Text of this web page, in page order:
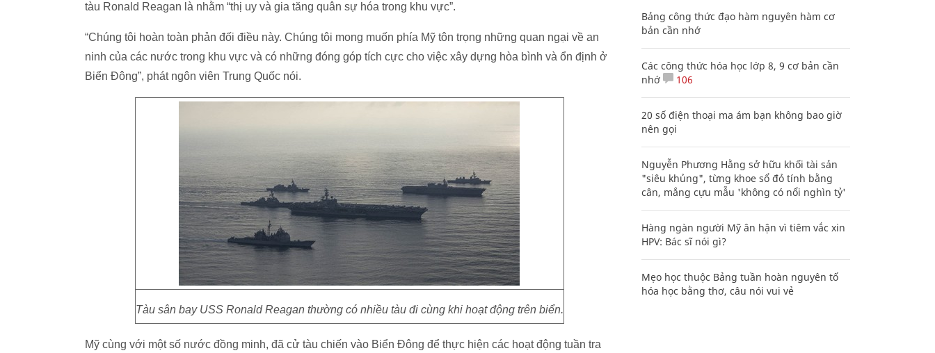
tàu Ronald Reagan là nhằm “thị uy và gia tăng quân sự hóa trong khu vực”.
“Chúng tôi hoàn toàn phản đối điều này. Chúng tôi mong muốn phía Mỹ tôn trọng những quan ngại về an
ninh của các nước trong khu vực và có những đóng góp tích cực cho việc xây dựng hòa bình và ổn định ở
Biển Đông”, phát ngôn viên Trung Quốc nói.
Tàu sân bay USS Ronald Reagan thường có nhiều tàu đi cùng khi hoạt động trên biển.
Mỹ cùng với một số nước đồng minh, đã cử tàu chiến vào Biển Đông để thực hiện các hoạt động tuần tra
Bảng công thức đạo hàm nguyên hàm cơ
bản cần nhớ
Các công thức hóa học lớp 8, 9 cơ bản cần
nhớ
106
20 số điện thoại ma ám bạn không bao giờ
nên gọi
Nguyễn Phương Hằng sở hữu khối tài sản
"siêu khủng", từng khoe sổ đỏ tính bằng
cân, mắng cựu mẫu 'không có nổi nghìn tỷ'
Hàng ngàn người Mỹ ân hận vì tiêm vắc xin
HPV: Bác sĩ nói gì?
Mẹo học thuộc Bảng tuần hoàn nguyên tố
hóa học bằng thơ, câu nói vui vẻ